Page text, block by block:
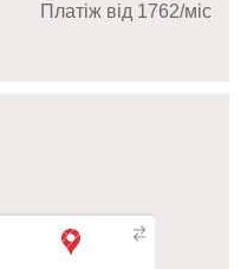
Платіж від 1762/мic